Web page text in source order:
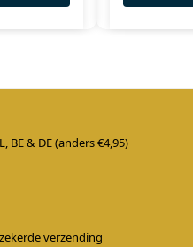
BE & DE (anders €4,95)
verzending